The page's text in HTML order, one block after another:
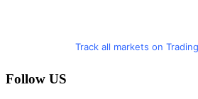
Track all markets on
Follow US